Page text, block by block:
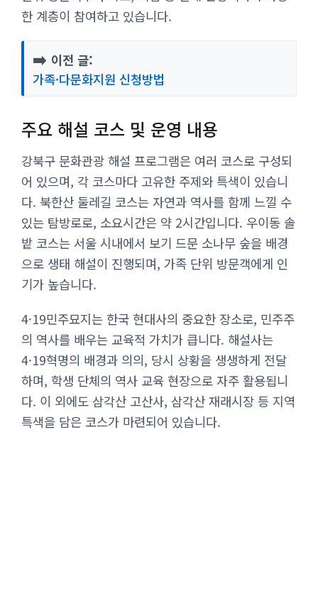
한 계층이 참여하고 있습니다.
➡️ 이전 글:
가족·다문화지원 신청방법
주요 해설 코스 및 운영 내용
강북구 문화관광 해설 프로그램은 여러 코스로 구성되
어 있으며, 각 코스마다 고유한 주제와 특색이 있습니
다. 북한산 둘레길 코스는 자연과 역사를 함께 느낄 수
있는 탐방로로, 소요시간은 약 2시간입니다. 우이동 솔
밭 코스는 서울 시내에서 보기 드문 소나무 숲을 배경
으로 생태 해설이 진행되며, 가족 단위 방문객에게 인
기가 높습니다.
4·19민주묘지는 한국 현대사의 중요한 장소로, 민주주
의 역사를 배우는 교육적 가치가 큽니다. 해설사는
4·19혁명의 배경과 의의, 당시 상황을 생생하게 전달
하며, 학생 단체의 역사 교육 현장으로 자주 활용됩니
다. 이 외에도 삼각산 고산사, 삼각산 재래시장 등 지역
특색을 담은 코스가 마련되어 있습니다.